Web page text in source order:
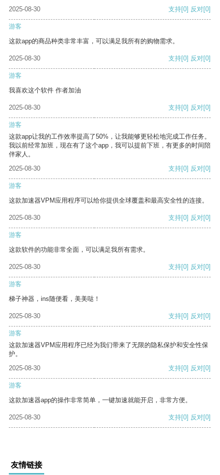
2025-08-30
支持[0] 反对[0]
游客
这款app的商品种类非常丰富，可以满足我所有的购物需求。
2025-08-30 支持[0] 反对[0]
游客
我喜欢这个软件 作者加油
2025-08-30 支持[0] 反对[0]
游客
这款app让我的工作效率提高了50%，让我能够更轻松地完成工作任务。
我以前经常加班，现在有了这个app，我可以提前下班，有更多的时间陪
伴家人。
2025-08-30
支持[0] 反对[0]
游客
这款加速器VPM应用程序可以给你提供全球覆盖和最高安全性的连接。
2025-08-30 支持[0] 反对[0]
游客
这款软件的功能非常全面，可以满足我所有需求。
2025-08-30 支持[0] 反对[0]
游客
梯子神器，ins随便看，美美哒！
2025-08-30 支持[0] 反对[0]
游客
这款加速器VPM应用程序已经为我们带来了无限的隐私保护和安全性保
护。
2025-08-30
支持[0] 反对[0]
游客
这款加速器app的操作非常简单，一键加速就能开启，非常方便。
2025-08-30 支持[0] 反对[0]
友情链接